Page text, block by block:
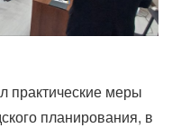
практические меры
планирования, в